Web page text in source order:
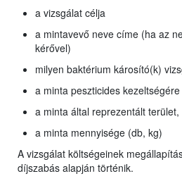
a vizsgálat célja
a mintavevő neve címe (ha az
kérővel)
milyen baktérium károsító(k)
a minta peszticides
a minta által reprezentált
a minta mennyisége (db, kg)
A vizsgálat költségeinek
díjszabás alapján történik.